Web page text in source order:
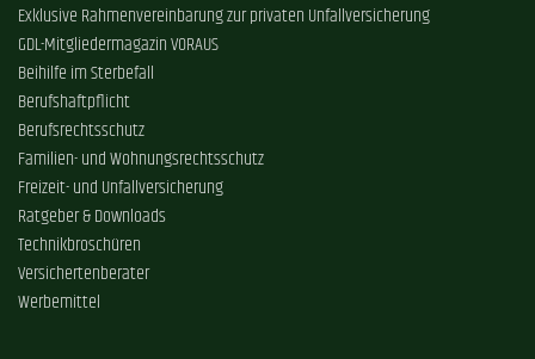
Exklusive Rahmenvereinbarung zur privaten Unfallversicherung
GDL-Mitgliedermagazin VORAUS
Beihilfe im Sterbefall
Berufshaftpflicht
Berufsrechtsschutz
Familien- und Wohnungsrechtsschutz
Freizeit- und Unfallversicherung
Ratgeber & Downloads
Technikbroschüren
Versichertenberater
Werbemittel